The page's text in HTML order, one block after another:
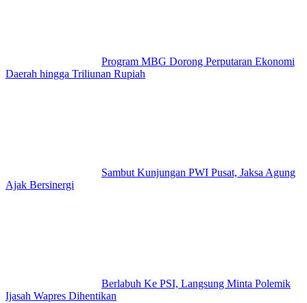
Program MBG Dorong Perputaran Ekonomi
Daerah hingga Triliunan Rupiah
Sambut Kunjungan PWI Pusat, Jaksa Agung
Ajak Bersinergi
Berlabuh Ke PSI, Langsung Minta Polemik
Ijasah Wapres Dihentikan